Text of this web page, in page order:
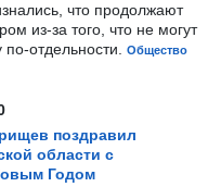
что продолжают
из-за того, что не могут
отдельности.
Общество
поздравил
области с
Годом